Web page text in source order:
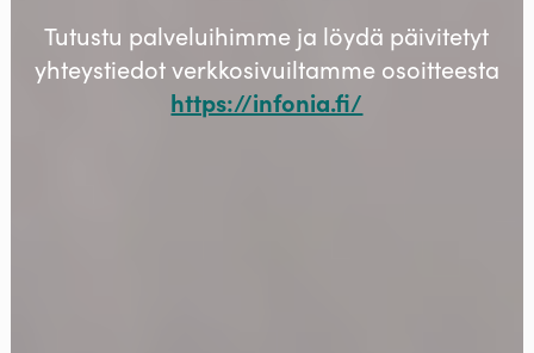
Tutustu palveluihimme ja löydä päivitetyt
yhteystiedot verkkosivuiltamme osoitteesta
https://infonia.fi/